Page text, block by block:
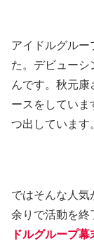
アイドルグルー
た。デビューシ
んです。秋元康
ースをしていま
つ出しています
ではそんな人気
余りで活動を終
ドルグループ